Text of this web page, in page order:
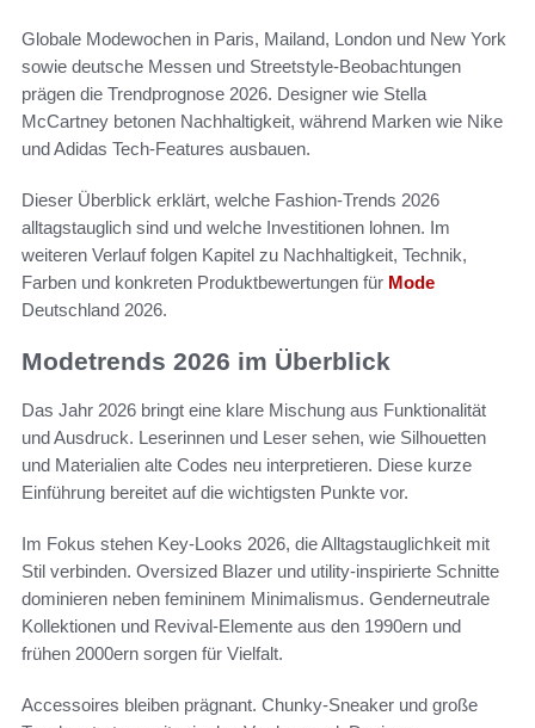
Globale Modewochen in Paris, Mailand, London und New York
sowie deutsche Messen und Streetstyle-Beobachtungen
prägen die Trendprognose 2026. Designer wie Stella
McCartney betonen Nachhaltigkeit, während Marken wie Nike
und Adidas Tech-Features ausbauen.
Dieser Überblick erklärt, welche Fashion-Trends 2026
alltagstauglich sind und welche Investitionen lohnen. Im
weiteren Verlauf folgen Kapitel zu Nachhaltigkeit, Technik,
Farben und konkreten Produktbewertungen für Mode
Deutschland 2026.
Modetrends 2026 im Überblick
Das Jahr 2026 bringt eine klare Mischung aus Funktionalität
und Ausdruck. Leserinnen und Leser sehen, wie Silhouetten
und Materialien alte Codes neu interpretieren. Diese kurze
Einführung bereitet auf die wichtigsten Punkte vor.
Im Fokus stehen Key-Looks 2026, die Alltagstauglichkeit mit
Stil verbinden. Oversized Blazer und utility-inspirierte Schnitte
dominieren neben femininem Minimalismus. Genderneutrale
Kollektionen und Revival-Elemente aus den 1990ern und
frühen 2000ern sorgen für Vielfalt.
Accessoires bleiben prägnant. Chunky-Sneaker und große